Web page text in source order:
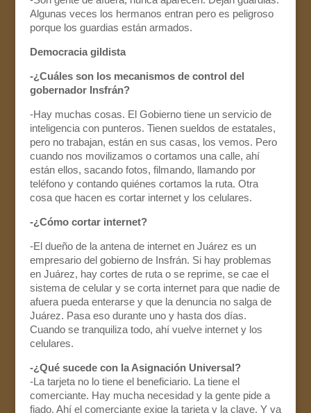
Algunas veces los hermanos entran pero es peligroso
porque los guardias están armados.
Democracia gildista
-¿Cuáles son los mecanismos de control del
gobernador Insfrán?
-Hay muchas cosas. El Gobierno tiene un servicio de
inteligencia con punteros. Tienen sueldos de estatales,
pero no trabajan, están en sus casas, los vemos. Pero
cuando nos movilizamos o cortamos una calle, ahí
están ellos, sacando fotos, filmando, llamando por
teléfono y contando quiénes cortamos la ruta. Otra
cosa que hacen es cortar internet y los celulares.
-¿Cómo cortar internet?
-El dueño de la antena de internet en Juárez es un
empresario del gobierno de Insfrán. Si hay problemas
en Juárez, hay cortes de ruta o se reprime, se cae el
sistema de celular y se corta internet para que nadie de
afuera pueda enterarse y que la denuncia no salga de
Juárez. Pasa eso durante uno y hasta dos días.
Cuando se tranquiliza todo, ahí vuelve internet y los
celulares.
-¿Qué sucede con la Asignación Universal?
-La tarjeta no lo tiene el beneficiario. La tiene el
comerciante. Hay mucha necesidad y la gente pide a
fiado. Ahí el comerciante exige la tarjeta y la clave. Y ya